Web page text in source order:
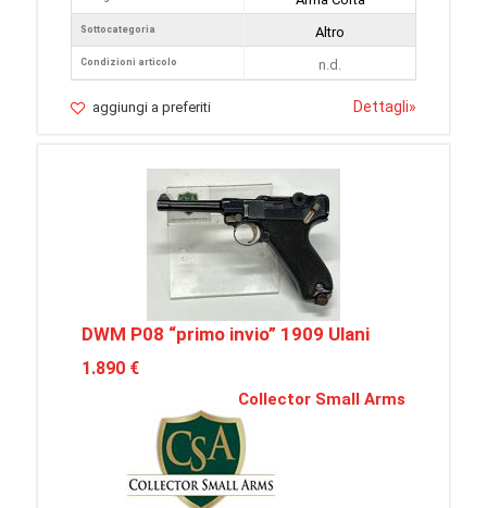
Sottocategoria
Condizioni articolo
Altro
n.d.
aggiungi a preferiti Dettagli»
DWM P08 “primo invio” 1909 Ulani
1.890 €
Collector Small Arms